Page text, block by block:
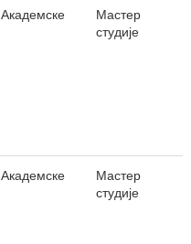
Академске
Мастер
студије
Академске
Мастер
студије